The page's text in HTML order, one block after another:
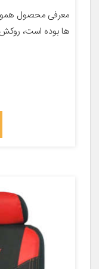
معرفی محصول
ها بوده است،